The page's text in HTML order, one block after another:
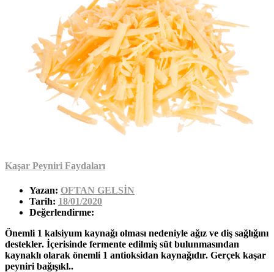
Kaşar Peyniri Faydaları
Yazan: OFTAN GELSİN
Tarih: 18/01/2020
Değerlendirme:
Önemli 1 kalsiyum kaynağı olması nedeniyle ağız ve diş sağlığını
destekler. İçerisinde fermente edilmiş süt bulunmasından
kaynaklı olarak önemli 1 antioksidan kaynağıdır. Gerçek kaşar
peyniri bağışıkl..